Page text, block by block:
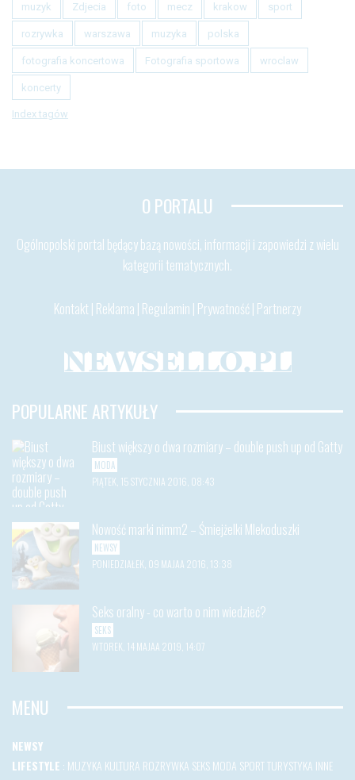
muzyk Zdjecia foto mecz krakow sport
rozrywka warszawa muzyka polska
fotografia koncertowa Fotografia sportowa wroclaw
koncerty
Index tagów
O PORTALU
Ogólnopolski portal będący bazą nowości, informacji i zapowiedzi z wielu
kategorii tematycznych.
Kontakt | Reklama | Regulamin | Prywatność| Partnerzy
POPULARNE ARTYKUŁY
Biust większy o dwa rozmiary – double push up od Gatty
MODA
PIĄTEK, 15 STYCZNIA 2016, 08:43
Nowość marki nimm2 – Śmiejżelki Mlekoduszki
NEWSY
PONIEDZIAŁEK, 09 MAJAA 2016, 13:38
Seks oralny - co warto o nim wiedzieć?
SEKS
WTOREK, 14 MAJAA 2019, 14:07
MENU
NEWSY
LIFESTYLE : MUZYKA KULTURA ROZRYWKA SEKSMODA SPORTTURYSTYKA INNE